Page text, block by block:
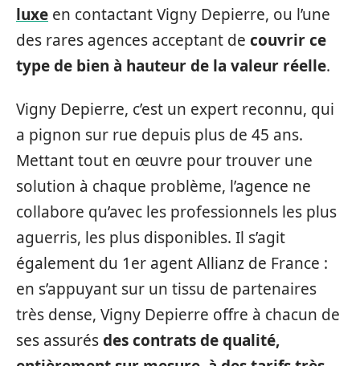
luxe en contactant Vigny Depierre, ou l’une
des rares agences acceptant de couvrir ce
type de bien à hauteur de la valeur réelle.
Vigny Depierre, c’est un expert reconnu, qui
a pignon sur rue depuis plus de 45 ans.
Mettant tout en œuvre pour trouver une
solution à chaque problème, l’agence ne
collabore qu’avec les professionnels les plus
aguerris, les plus disponibles. Il s’agit
également du 1er agent Allianz de France :
en s’appuyant sur un tissu de partenaires
très dense, Vigny Depierre offre à chacun de
ses assurésdes contrats de qualité,